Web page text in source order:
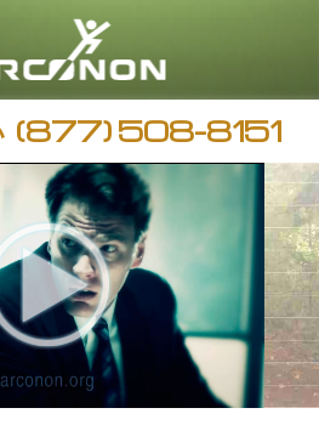
すべての地域/言語
(877) 508-8151